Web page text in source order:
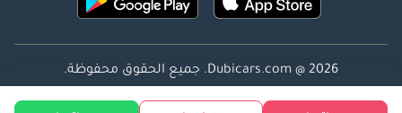
Dubicars.com @ 2026. جميع الحقوق محفوظة.
العنوان: 2114 ، برج شذى ، المدينة الإعلامية ، دبي ، الإمارات